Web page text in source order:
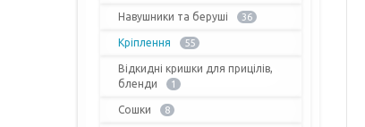
Навушники та беруші 36
Кріплення 55
Відкидні кришки для прицілів,
бленди
1
Сошки 8